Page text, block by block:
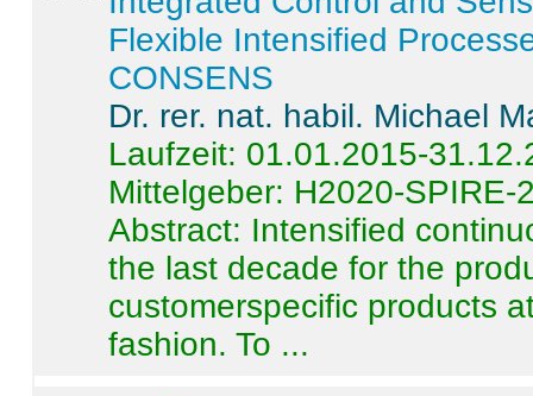
Flexible Intensified
CONSENS
Dr. rer. nat. habil. Michael
Laufzeit: 01.01.2015-
Mittelgeber: H2020-SPIRE-
Abstract: Intensified
the last decade for the
customerspecific products
fashion. To ...